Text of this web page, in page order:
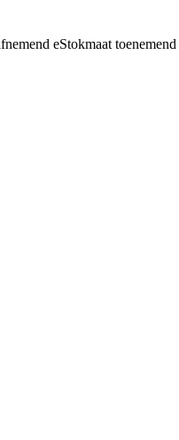
eStokmaat toenemend